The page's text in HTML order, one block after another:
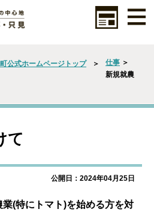
公式ホームページトップ ＞ 仕事 ＞
新規就農
て
公開日：2024年04月25日
(特にトマト)を始める方を対